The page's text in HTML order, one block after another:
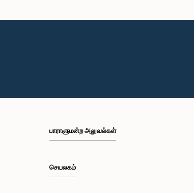
பாராளுமன்ற அலுவல்கள்
செயலகம்